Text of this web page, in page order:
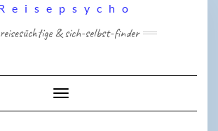
& sich-selbst-finder
Toggle Navigation